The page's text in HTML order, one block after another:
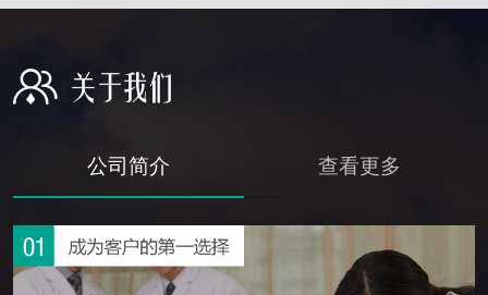
公司简介 查看更多